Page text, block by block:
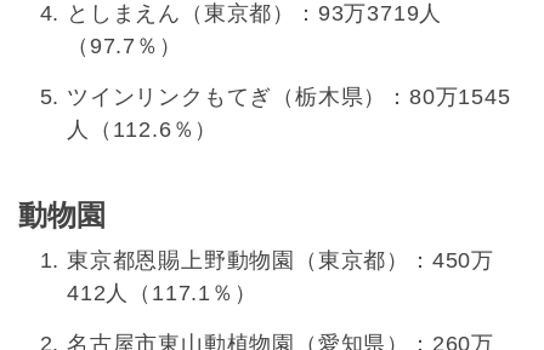
としまえん（東京都）：93万3719人
（97.7％）
ツインリンクもてぎ（栃木県）：80万1545
人（112.6％）
動物園
東京都恩賜上野動物園（東京都）：450万
412人（117.1％）
名古屋市東山動植物園（愛知県）：260万